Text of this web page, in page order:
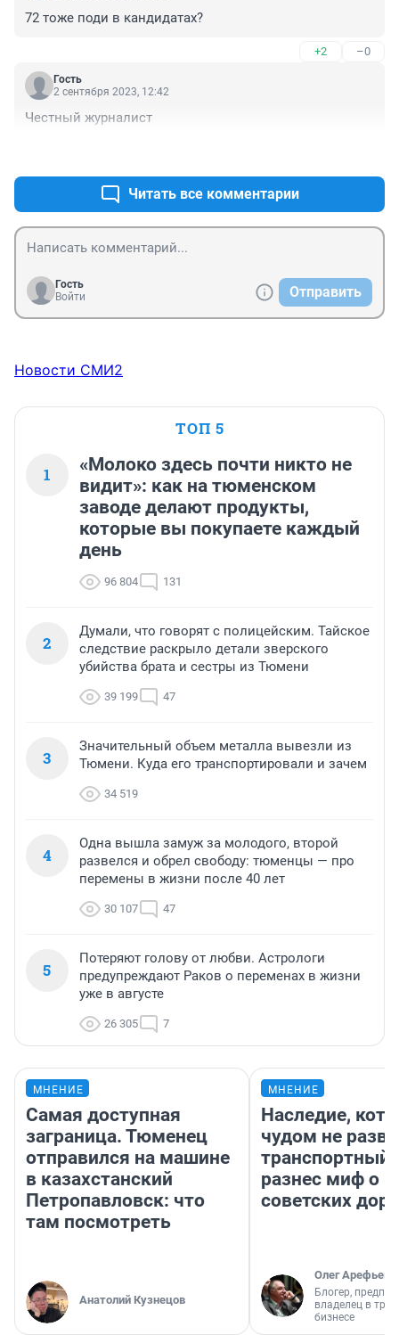
72 тоже поди в кандидатах?
+2 –0
Гость
2 сентября 2023, 12:42
Честный журналист
Читать все комментарии
Гость
Войти
Отправить
Новости СМИ2
ТОП 5
1
«Молоко здесь почти никто не
видит»: как на тюменском
заводе делают продукты,
которые вы покупаете каждый
день
96 804 131
2
Думали, что говорят с полицейским. Тайское
следствие раскрыло детали зверского
убийства брата и сестры из Тюмени
39 199 47
3
Значительный объем металла вывезли из
Тюмени. Куда его транспортировали и зачем
34 519
4
Одна вышла замуж за молодого, второй
развелся и обрел свободу: тюменцы — про
перемены в жизни после 40 лет
30 107 47
5
Потеряют голову от любви. Астрологи
предупреждают Раков о переменах в жизни
уже в августе
26 305 7
МНЕНИЕ
Самая доступная
заграница. Тюменец
отправился на машине
в казахстанский
Петропавловск: что
там посмотреть
Анатолий Кузнецов
МНЕНИЕ
Наследие,
чудом не
транспортный
разнес миф о
советских
Олег Арефьев
Блогер,
владелец в
бизнесе